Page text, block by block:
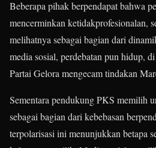
Beberapa pihak berpendapat bahwa
mencerminkan ketidakprofesionalan,
melihatnya sebagai bagian dari
media sosial, perdebatan pun hidup,
Partai Gelora mengecam tindakan
Sementara pendukung PKS memilih
sebagai bagian dari kebebasan
terpolarisasi ini menunjukkan betapa